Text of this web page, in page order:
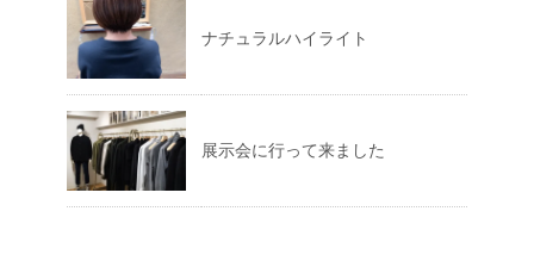
ナチュラルハイライト
展示会に行って来ました